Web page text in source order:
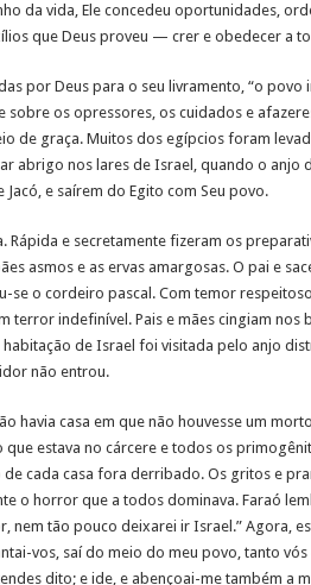
da vida, Ele concedeu oportunidades,
que Deus proveu — crer e obedecer a
por Deus para o seu livramento, “o povo
os opressores, os cuidados e
de graça. Muitos dos egípcios foram
abrigo nos lares de Israel, quando o
e saírem do Egito com Seu povo.
Rápida e secretamente fizeram os
asmos e as ervas amargosas. O pai e
se o cordeiro pascal. Com temor
terror indefinível. Pais e mães cingiam
de Israel foi visitada pelo anjo
não entrou.
havia casa em que não houvesse um
estava no cárcere e todos os
cada casa fora derribado. Os gritos e
o horror que a todos dominava. Faraó
nem tão pouco deixarei ir Israel.” Agora,
vos, saí do meio do meu povo, tanto
dito; e ide, e abençoai-me também a